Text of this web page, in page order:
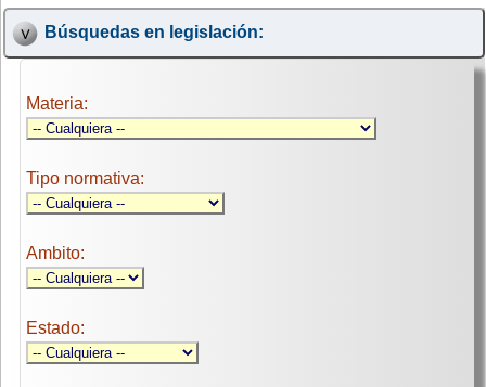
Búsquedas en legislación:
Materia:
Tipo normativa:
Ambito:
Estado: